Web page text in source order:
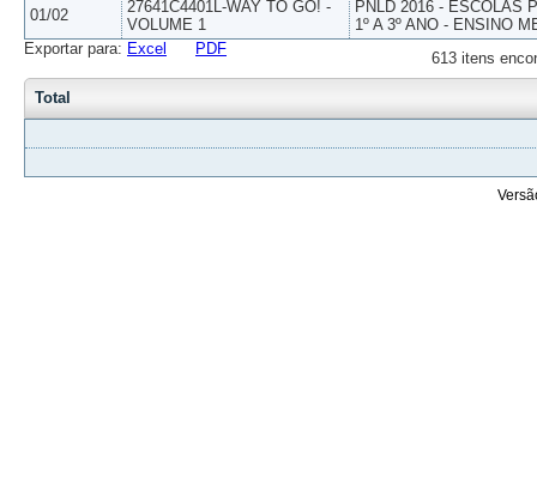
01/02
27641C4401L-WAY TO GO! -
VOLUME 1
PNLD 2016 - ESCOLAS
1º A 3º ANO - ENSINO
613 itens
Exportar para: Excel PDF
Total